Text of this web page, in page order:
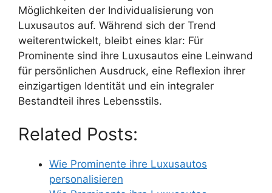
Möglichkeiten der Individualisierung von
Luxusautos auf. Während sich der Trend
weiterentwickelt, bleibt eines klar: Für
Prominente sind ihre Luxusautos eine Leinwand
für persönlichen Ausdruck, eine Reflexion ihrer
einzigartigen Identität und ein integraler
Bestandteil ihres Lebensstils.
Related Posts:
Wie Prominente ihre Luxusautos
personalisieren